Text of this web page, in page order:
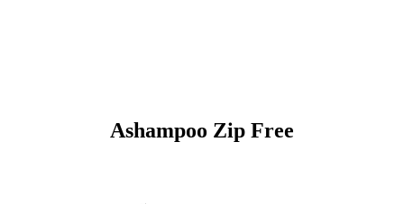
Ashampoo Zip Free